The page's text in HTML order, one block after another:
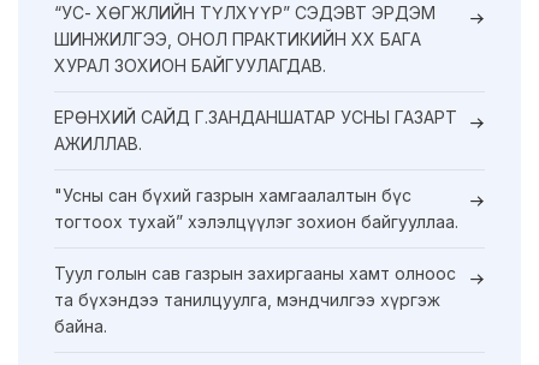
“УС- ХӨГЖЛИЙН ТҮЛХҮҮР” СЭДЭВТ ЭРДЭМ
ШИНЖИЛГЭЭ, ОНОЛ ПРАКТИКИЙН XX БАГА
ХУРАЛ ЗОХИОН БАЙГУУЛАГДАВ.
ЕРӨНХИЙ САЙД Г.ЗАНДАНШАТАР УСНЫ ГАЗАРТ
АЖИЛЛАВ.
"Усны сан бүхий газрын хамгаалалтын бүс
тогтоох тухай” хэлэлцүүлэг зохион байгууллаа.
Туул голын сав газрын захиргааны хамт олноос
та бүхэндээ танилцуулга, мэндчилгээ хүргэж
байна.